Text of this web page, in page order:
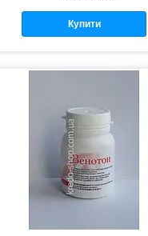
Купити